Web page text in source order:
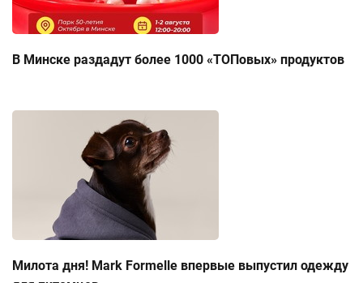
В Минске раздадут более 1000 «ТОПовых» продуктов
Милота дня! Mark Formelle впервые выпустил одежду